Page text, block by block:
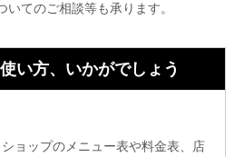
てのご相談等も承ります。
い方、いかがでしょう
ョップのメニュー表や料金表、店